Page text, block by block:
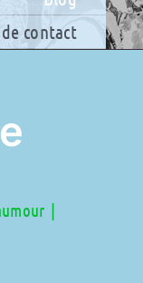
contact